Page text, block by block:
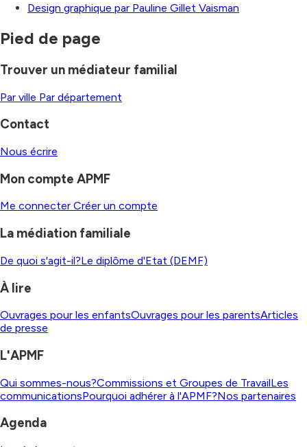
Design graphique par Pauline Gillet Vaisman
Pied de page
Trouver un médiateur familial
Par ville Par département
Contact
Nous écrire
Mon compte APMF
Me connecter Créer un compte
La médiation familiale
De quoi s'agit-il?Le diplôme d'Etat (DEMF)
À lire
Ouvrages pour les enfantsOuvrages pour les parentsArticles
de presse
L'APMF
Qui sommes-nous?Commissions et Groupes de TravailLes
communicationsPourquoi adhérer à l'APMF?Nos partenaires
Agenda